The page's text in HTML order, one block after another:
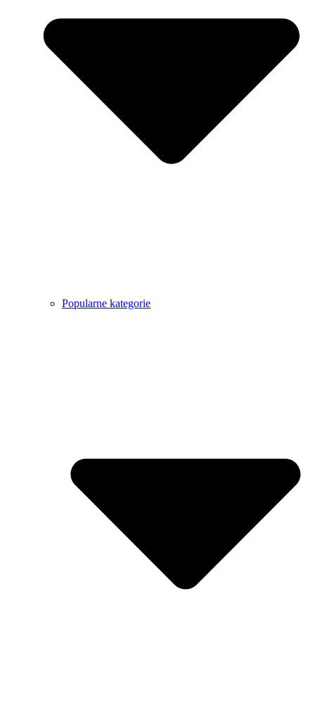
Popularne kategorie